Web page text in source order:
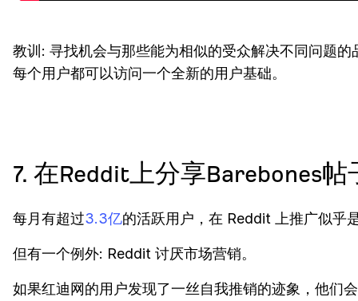
教训: 寻找机会与那些能为相似的受众解决不同问题的
每个用户都可以访问一个全新的用户基础。
7. 在Reddit上分享Barebones帖
每月有超过3.3亿的活跃用户，在 Reddit 上推广似乎
但有一个例外: Reddit 讨厌市场营销。
如果红迪网的用户发现了一丝自我推销的迹象，他们